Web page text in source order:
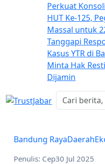
Perkuat
HUT Ke-125,
Massal untuk
Tanggapi
Kasus YTR di
Minta Hak
Dijamin
Bandung RayaDaerah
Penulis: Cep30 Jul 2025